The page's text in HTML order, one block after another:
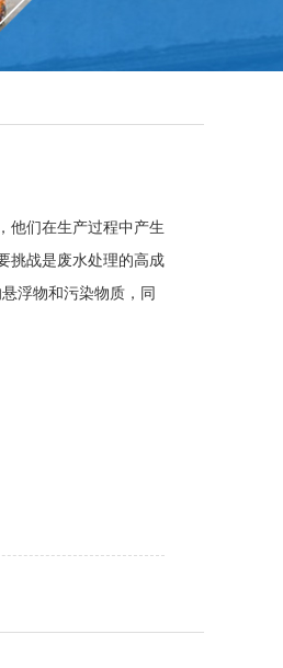
他们在生产过程中产生
挑战是废水处理的高成
浮物和污染物质，同